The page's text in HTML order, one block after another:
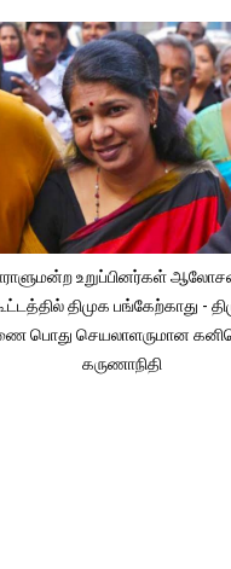
உறுப்பினர்கள்
திமுக பங்கேற்காது -
பொது செயலாளருமான
கருணாநிதி